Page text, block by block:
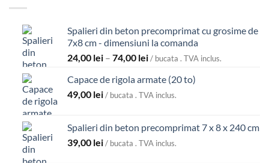
4.300,00 lei
Spalieri din beton precomprimat cu grosime de
7x8 cm - dimensiuni la comanda
24,00 lei – 74,00 leiInterval
prețuri:
24,00 lei
74,00 lei
/ bucata . TVA inclus.
Capace de rigola armate (20 to)
49,00 lei / bucata . TVA inclus.
Spalieri din beton precomprimat 7 x 8 x 240 cm
39,00 lei / bucata . TVA inclus.